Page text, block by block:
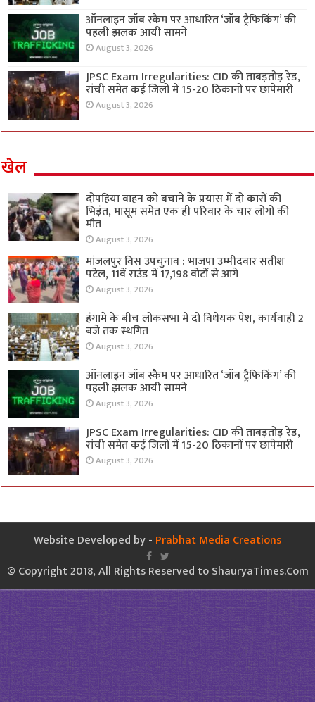
ऑनलाइन जॉब स्कैम पर आधारित ‘जॉब ट्रैफिकिंग’ की
पहली झलक आयी सामने
August 3, 2026
JPSC Exam Irregularities: CID की ताबड़तोड़ रेड,
रांची समेत कई जिलों में 15-20 ठिकानों पर छापेमारी
August 3, 2026
खेल
दोपहिया वाहन को बचाने के प्रयास में दो कारों की
भिड़ंत, मासूम समेत एक ही परिवार के चार लोगों की
मौत
August 3, 2026
मांजलपुर विस उपचुनाव : भाजपा उम्मीदवार सतीश
पटेल, 11वें राउंड में 17,198 वोटों से आगे
August 3, 2026
हंगामे के बीच लोकसभा में दो विधेयक पेश, कार्यवाही 2
बजे तक स्थगित
August 3, 2026
ऑनलाइन जॉब स्कैम पर आधारित ‘जॉब ट्रैफिकिंग’ की
पहली झलक आयी सामने
August 3, 2026
JPSC Exam Irregularities: CID की ताबड़तोड़ रेड,
रांची समेत कई जिलों में 15-20 ठिकानों पर छापेमारी
August 3, 2026
Website Developed by - Prabhat Media Creations
© Copyright 2018, All Rights Reserved to ShauryaTimes.Com